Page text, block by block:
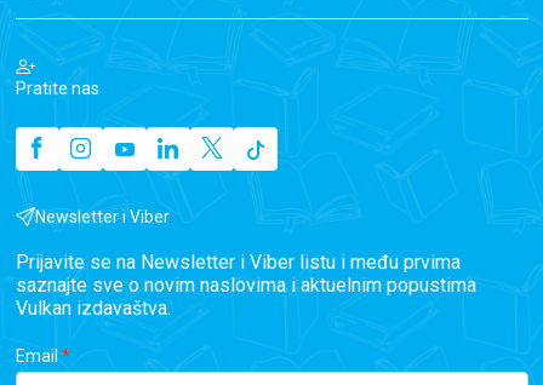
Pratite nas
Newsletter i Viber
Prijavite se na Newsletter i Viber listu i među prvima
saznajte sve o novim naslovima i aktuelnim popustima
Vulkan izdavaštva.
Email